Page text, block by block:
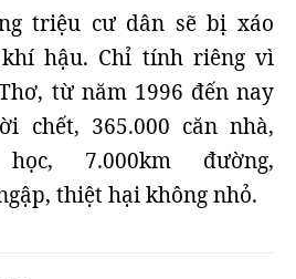
triệu cư dân sẽ bị xáo
hậu. Chỉ tính riêng vì
từ năm 1996 đến nay
chết, 365.000 căn nhà,
7.000km đường,
thiệt hại không nhỏ.